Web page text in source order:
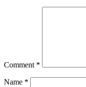
Comment *
Name *